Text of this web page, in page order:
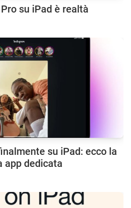
su iPad è realtà
su iPad: ecco la
app dedicata